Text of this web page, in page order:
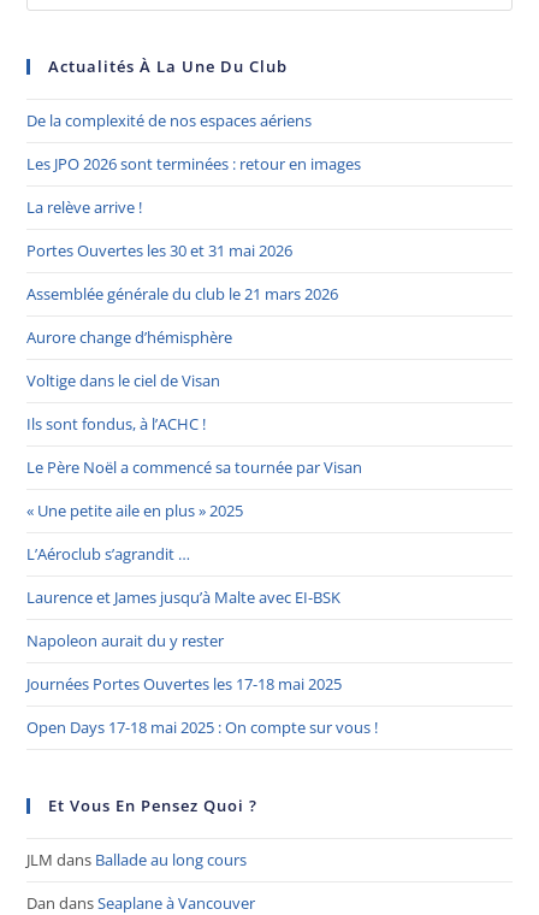
Actualités À La Une Du Club
De la complexité de nos espaces aériens
Les JPO 2026 sont terminées : retour en images
La relève arrive !
Portes Ouvertes les 30 et 31 mai 2026
Assemblée générale du club le 21 mars 2026
Aurore change d’hémisphère
Voltige dans le ciel de Visan
Ils sont fondus, à l’ACHC !
Le Père Noël a commencé sa tournée par Visan
« Une petite aile en plus » 2025
L’Aéroclub s’agrandit …
Laurence et James jusqu’à Malte avec EI-BSK
Napoleon aurait du y rester
Journées Portes Ouvertes les 17-18 mai 2025
Open Days 17-18 mai 2025 : On compte sur vous !
Et Vous En Pensez Quoi ?
JLM dans Ballade au long cours
Dan dansSeaplane à Vancouver